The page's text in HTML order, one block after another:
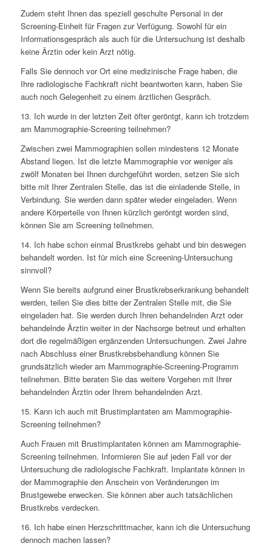
Zudem steht Ihnen das speziell geschulte Personal in der
Screening-Einheit für Fragen zur Verfügung. Sowohl für ein
Informationsgespräch als auch für die Untersuchung ist deshalb
keine Ärztin oder kein Arzt nötig.
Falls Sie dennoch vor Ort eine medizinische Frage haben, die
Ihre radiologische Fachkraft nicht beantworten kann, haben Sie
auch noch Gelegenheit zu einem ärztlichen Gespräch.
13. Ich wurde in der letzten Zeit öfter geröntgt, kann ich trotzdem
am Mammographie-Screening teilnehmen?
Zwischen zwei Mammographien sollen mindestens 12 Monate
Abstand liegen. Ist die letzte Mammographie vor weniger als
zwölf Monaten bei Ihnen durchgeführt worden, setzen Sie sich
bitte mit Ihrer Zentralen Stelle, das ist die einladende Stelle, in
Verbindung. Sie werden dann später wieder eingeladen. Wenn
andere Körperteile von Ihnen kürzlich geröntgt worden sind,
können Sie am Screening teilnehmen.
14. Ich habe schon einmal Brustkrebs gehabt und bin deswegen
behandelt worden. Ist für mich eine Screening-Untersuchung
sinnvoll?
Wenn Sie bereits aufgrund einer Brustkrebserkrankung behandelt
werden, teilen Sie dies bitte der Zentralen Stelle mit, die Sie
eingeladen hat. Sie werden durch Ihren behandelnden Arzt oder
behandelnde Ärztin weiter in der Nachsorge betreut und erhalten
dort die regelmäßigen ergänzenden Untersuchungen. Zwei Jahre
nach Abschluss einer Brustkrebsbehandlung können Sie
grundsätzlich wieder am Mammographie-Screening-Programm
teilnehmen. Bitte beraten Sie das weitere Vorgehen mit Ihrer
behandelnden Ärztin oder Ihrem behandelnden Arzt.
15. Kann ich auch mit Brustimplantaten am Mammographie-
Screening teilnehmen?
Auch Frauen mit Brustimplantaten können am Mammographie-
Screening teilnehmen. Informieren Sie auf jeden Fall vor der
Untersuchung die radiologische Fachkraft. Implantate können in
der Mammographie den Anschein von Veränderungen im
Brustgewebe erwecken. Sie können aber auch tatsächlichen
Brustkrebs verdecken.
16. Ich habe einen Herzschrittmacher, kann ich die Untersuchung
dennoch machen lassen?